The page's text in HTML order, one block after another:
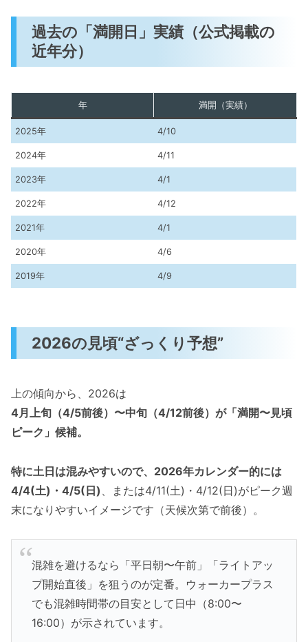
過去の「満開日」実績（公式掲載の
近年分）
年 満開（実績）
2025年 4/10
2024年 4/11
2023年 4/1
2022年 4/12
2021年 4/1
2020年 4/6
2019年 4/9
2026の見頃“ざっくり予想”
上の傾向から、2026は
4月上旬（4/5前後）〜中旬（4/12前後）が「満開〜見頃
ピーク」候補。
特に土日は混みやすいので、2026年カレンダー的には
4/4(土)・4/5(日) 、または4/11(土)・4/12(日)がピーク週
末になりやすいイメージです（天候次第で前後）。
混雑を避けるなら「平日朝〜午前」「ライトアッ
プ開始直後」を狙うのが定番。ウォーカープラス
でも混雑時間帯の目安として日中（8:00〜
16:00）が示されています。